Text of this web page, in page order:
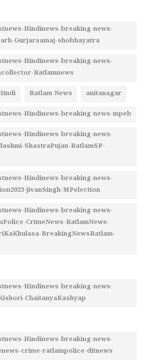
Hindinews-breaking-news-
Gurjarsamaj-shobhayatra
Hindinews-breaking-news-
Ratlamnews
Ratlam News anitanagar
Hindinews-breaking-news-mpeb
Hindinews-breaking-news-
ShastraPujan-RatlamSP-
Hindinews-breaking-news-
jivanSingh-MPelection
Hindinews-breaking-news-
CrimeNews-RatlamNews-
BreakingNewsRatlam-
Hindinews-breaking-news-
ChaitanyaKashyap
Hindinews-breaking-news-
crime-ratlampolice-ditnews